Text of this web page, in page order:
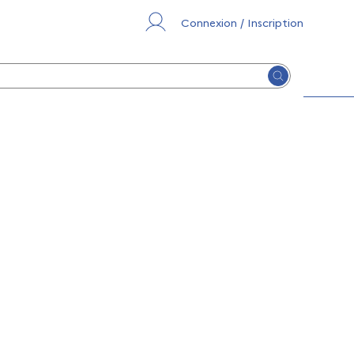
Connexion / Inscription
Lancer la